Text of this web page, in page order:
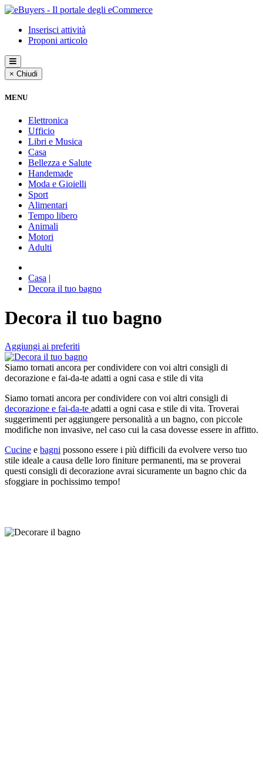
Inserisci attività
Proponi articolo
× Chiudi
MENU
Elettronica
Ufficio
Libri e Musica
Casa
Bellezza e Salute
Handemade
Moda e Gioielli
Sport
Alimentari
Tempo libero
Animali
Motori
Adulti
Casa |
Decora il tuo bagno
Decora il tuo bagno
Aggiungi ai preferiti
Siamo tornati ancora per condividere con voi altri consigli di
decorazione e fai-da-te adatti a ogni casa e stile di vita
Siamo tornati ancora per condividere con voi altri consigli di
decorazione e fai-da-te adatti a ogni casa e stile di vita. Troverai
suggerimenti per aggiungere personalità a un bagno, con piccole
modifiche non invasive, nel caso cui la casa dovesse essere in affitto.
Cucine e bagni possono essere i più difficili da evolvere verso tuo
stile ideale a causa delle loro finiture permanenti, ma se proverai
questi consigli di decorazione avrai sicuramente un bagno chic da
sfoggiare in pochissimo tempo!